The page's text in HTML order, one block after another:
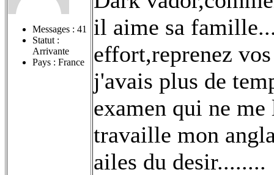
Messages : 41
Statut :
Arrivante
Pays : France
il aime sa
effort,reprenez
j'avais plus de
examen qui ne
travaille mon
ailes du desir........